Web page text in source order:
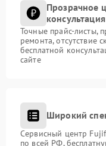
Прозрачное
консультация
Точные прайс-листы,
ремонта, отсутствие
бесплатной
сайте
Широкий
Сервисный центр
по всей РФ,